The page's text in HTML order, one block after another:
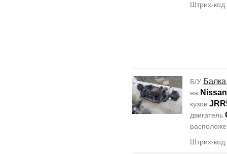
Штрих-
Б/У
на
кузов
двигатель
Штрих-